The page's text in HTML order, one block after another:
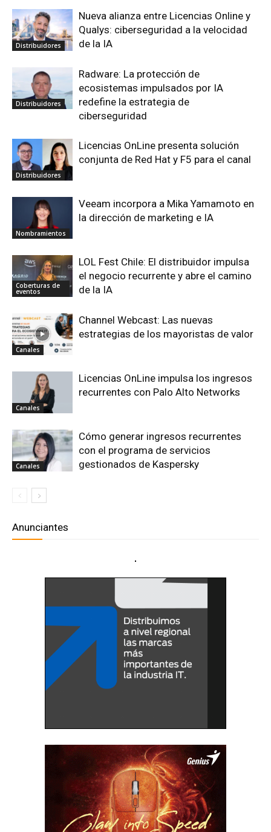
Distribuidores
Nueva alianza entre Licencias Online y
Qualys: ciberseguridad a la velocidad
de la IA
Distribuidores
Radware: La protección de
ecosistemas impulsados por IA
redefine la estrategia de
ciberseguridad
Distribuidores
Licencias OnLine presenta solución
conjunta de Red Hat y F5 para el canal
Nombramientos
Veeam incorpora a Mika Yamamoto en
la dirección de marketing e IA
Coberturas de
eventos
LOL Fest Chile: El distribuidor impulsa
el negocio recurrente y abre el camino
de la IA
Canales
Channel Webcast: Las nuevas
estrategias de los mayoristas de valor
Canales
Licencias OnLine impulsa los ingresos
recurrentes con Palo Alto Networks
Canales
Cómo generar ingresos recurrentes
con el programa de servicios
gestionados de Kaspersky
Anunciantes